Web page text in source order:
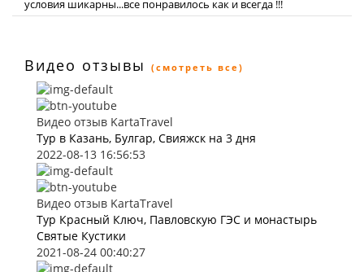
условия шикарны...все понравилось как и всегда !!!
Видео отзывы (смотреть все)
Видео отзыв KartaTravel
Тур в Казань, Булгар, Свияжск на 3 дня
2022-08-13 16:56:53
Видео отзыв KartaTravel
Тур Красный Ключ, Павловскую ГЭС и монастырь
Святые Кустики
2021-08-24 00:40:27